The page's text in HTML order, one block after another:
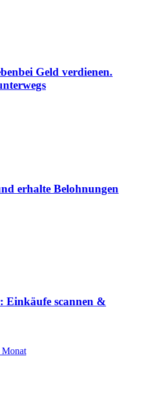
Geld verdienen.
erhalte Belohnungen
Einkäufe scannen &
Monat